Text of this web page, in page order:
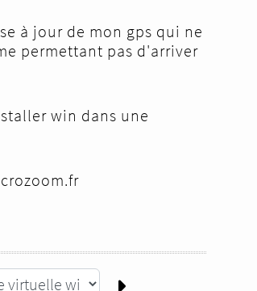
à jour de mon gps qui ne
permettant pas d'arriver
win dans une